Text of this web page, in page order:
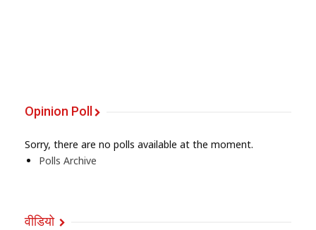
Opinion Poll
Sorry, there are no polls available at the moment.
Polls Archive
वीडियो